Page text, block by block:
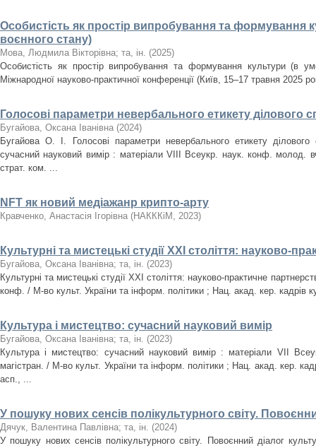
Особистість як простір випробування та формування
воєнного стану)
Мова, Людмила Вікторівна; та, ін. (2025)
Особистість як простір випробування та формування культури (в
Міжнародної науково-практичної конференції (Київ, 15–17 травня 2025
Голосові параметри невербального етикету ділового
Бугайова, Оксана Іванівна (2024)
Бугайова О. І. Голосові параметри невербального етикету ділового
сучасний науковий вимір : матеріали VIII Всеукр. наук. конф. молод.
страт. ком. ...
NFT як новий медіажанр крипто-арту
Кравченко, Анастасія Ігорівна (НАКККіМ , 2023)
Культурні та мистецькі студії ХХІ століття: науково-
Бугайова, Оксана Іванівна; та, ін. (2023)
Культурні та мистецькі студії ХХІ століття: науково-практичне
конф. / М-во культ. України та інформ. політики ; Нац. акад. кер. кадрів
Культура і мистецтво: сучасний науковий вимір
Бугайова, Оксана Іванівна; та, ін. (2023)
Культура і мистецтво: сучасний науковий вимір : матеріали VIІ
магістран. / М-во культ. України та інформ. політики ; Нац. акад. кер.
асп., ...
У пошуку нових сенсів полікультурного світу.
Дячук, Валентина Павлівна; та, ін. (2024)
У пошуку нових сенсів полікультурного світу. Повоєнний діалог